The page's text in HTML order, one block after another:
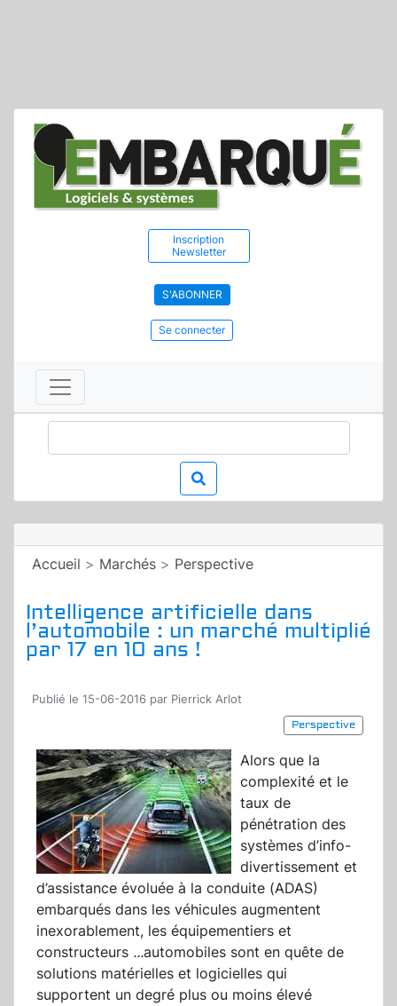
Inscription
Newsletter
S'ABONNER
Se connecter
Accueil > Marchés > Perspective
Intelligence artificielle dans
l’automobile : un marché multiplié
par 17 en 10 ans !
Publié le 15-06-2016 par Pierrick Arlot
Perspective
Alors que la
complexité et le
taux de
pénétration des
systèmes d’info-
divertissement et
d’assistance évoluée à la conduite (ADAS)
embarqués dans les véhicules augmentent
inexorablement, les équipementiers et
constructeurs ...automobiles sont en quête de
solutions matérielles et logicielles qui
supportent un degré plus ou moins élevé